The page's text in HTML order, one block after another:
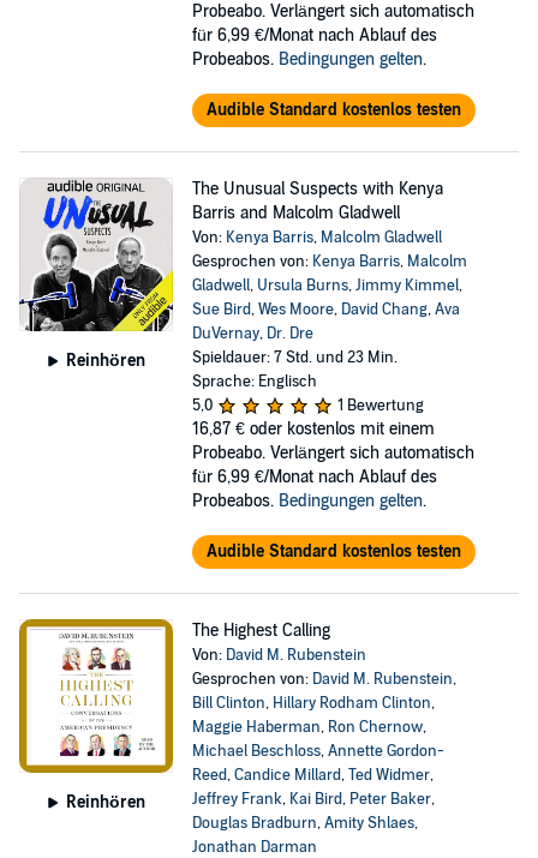
Probeabo. Verlängert sich automatisch
für 6,99 €/Monat nach Ablauf des
Probeabos. Bedingungen gelten.
Audible Standard kostenlos testen
Reinhören
The Unusual Suspects with Kenya
Barris and Malcolm Gladwell
Von: Kenya Barris, Malcolm Gladwell
Gesprochen von: Kenya Barris, Malcolm
Gladwell, Ursula Burns,Jimmy Kimmel,
Sue Bird,Wes Moore, David Chang,Ava
DuVernay, Dr. Dre
Spieldauer: 7 Std. und 23 Min.
Sprache: Englisch
5,0
1 Bewertung
16,87 € oder kostenlos mit einem
Probeabo. Verlängert sich automatisch
für 6,99 €/Monat nach Ablauf des
Probeabos. Bedingungen gelten.
Audible Standard kostenlos testen
Reinhören
The Highest Calling
Von: David M. Rubenstein
Gesprochen von: David M. Rubenstein,
Bill Clinton, Hillary Rodham Clinton,
Maggie Haberman, Ron Chernow,
Michael Beschloss,Annette Gordon-
Reed,Candice Millard,Ted Widmer,
Jeffrey Frank, Kai Bird, Peter Baker,
Douglas Bradburn,Amity Shlaes,
Jonathan Darman